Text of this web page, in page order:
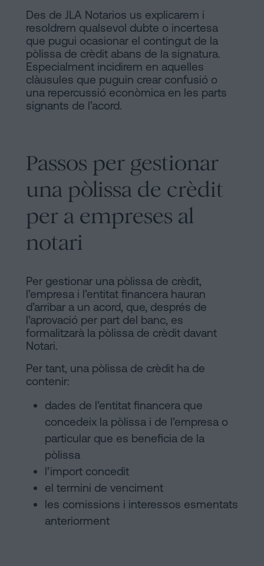
Des de JLA Notarios us explicarem i
resoldrem qualsevol dubte o incertesa
que pugui ocasionar el contingut de la
pòlissa de crèdit abans de la signatura.
Especialment incidirem en aquelles
clàusules que puguin crear confusió o
una repercussió econòmica en les parts
signants de l’acord.
Passos per gestionar
una pòlissa de crèdit
per a empreses al
notari
Per gestionar una pòlissa de crèdit,
l’empresa i l’entitat financera hauran
d’arribar a un acord, que, després de
l’aprovació per part del banc, es
formalitzarà la pòlissa de crèdit davant
Notari.
Per tant, una pòlissa de crèdit ha de
contenir:
dades de l’entitat financera que
concedeix la pòlissa i de l’empresa o
particular que es beneficia de la
pòlissa
l’import concedit
el termini de venciment
les comissions i interessos esmentats
anteriorment